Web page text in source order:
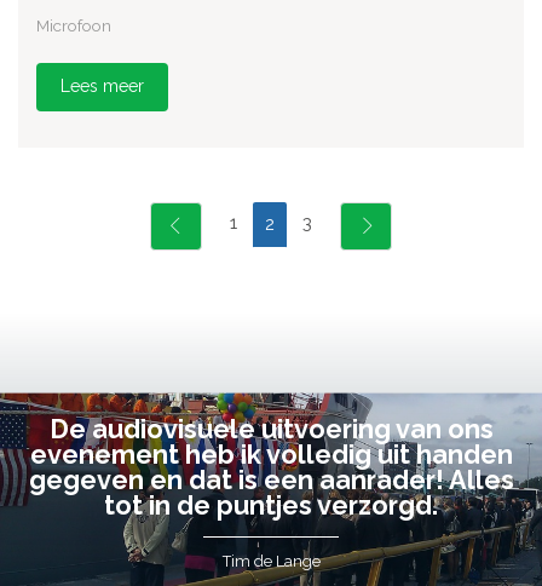
Microfoon
Lees meer
1 2 3
De audiovisuele uitvoering van ons
evenement heb ik volledig uit handen
gegeven en dat is een aanrader! Alles
tot in de puntjes verzorgd.
Tim de Lange